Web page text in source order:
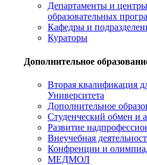
Департаменты и
образовательных
Кафедры и
Кураторы
Дополнительное
Вторая квалификация
Университета
Дополнительное
Студенческий обмен и
Развитие
Внеучебная
Конфренции и
МЕДМОЛ